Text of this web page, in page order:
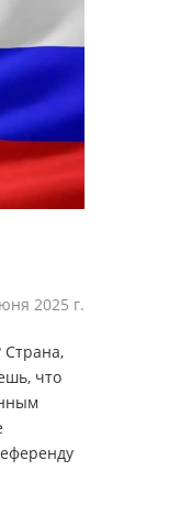
2025 г.
Страна,
что